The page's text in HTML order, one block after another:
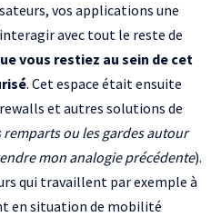
vos applications une
avec tout le reste de
vous restiez au sein de cet
. Cet espace était ensuite
et autres solutions de
remparts ou les gardes autour
mon analogie précédente).
qui travaillent par exemple à
en situation de mobilité